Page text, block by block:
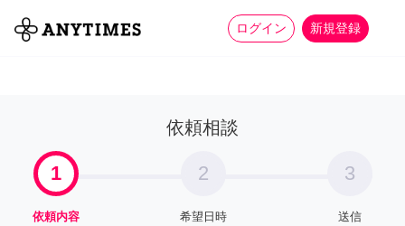
ログイン 新規登録
全て 家事 more_horiz
依頼相談
1
依頼内容
2
希望日時
3
送信